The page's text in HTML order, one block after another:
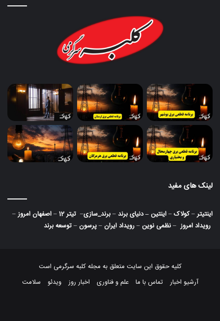
لینک های مفید
اینتیتر–کولاک–اینتین–دنیای برند–برند_سازی– تیتر 12 –اصفهان امروز–
رویداد امروز–نظمی نوین–رویداد ایران–پرسون–توسعه برند
کلیه حقوق این سایت متعلق به مجله کلبه سرگرمی است
آرشیو اخبار
تماس با ما علم و فناوری اخبار روز ویدئو سلامت